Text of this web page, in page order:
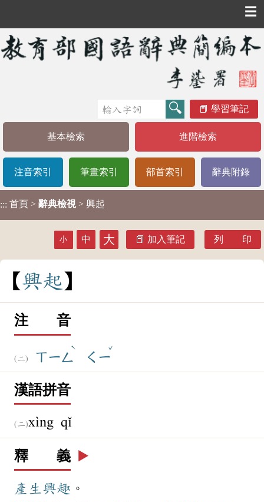
☰
學習筆記
基本檢索 進階檢索
注音索引 筆畫索引 部首索引 辭典附錄
::: 首頁 > 辭典檢視 > 興起
小 中 大 加入筆記 列 印
興起
注 音
ㄒㄧㄥ
ˋ
ㄑㄧ
ˇ
漢語拼音
xìng qǐ
釋 義 ▶️
產生 興趣 。